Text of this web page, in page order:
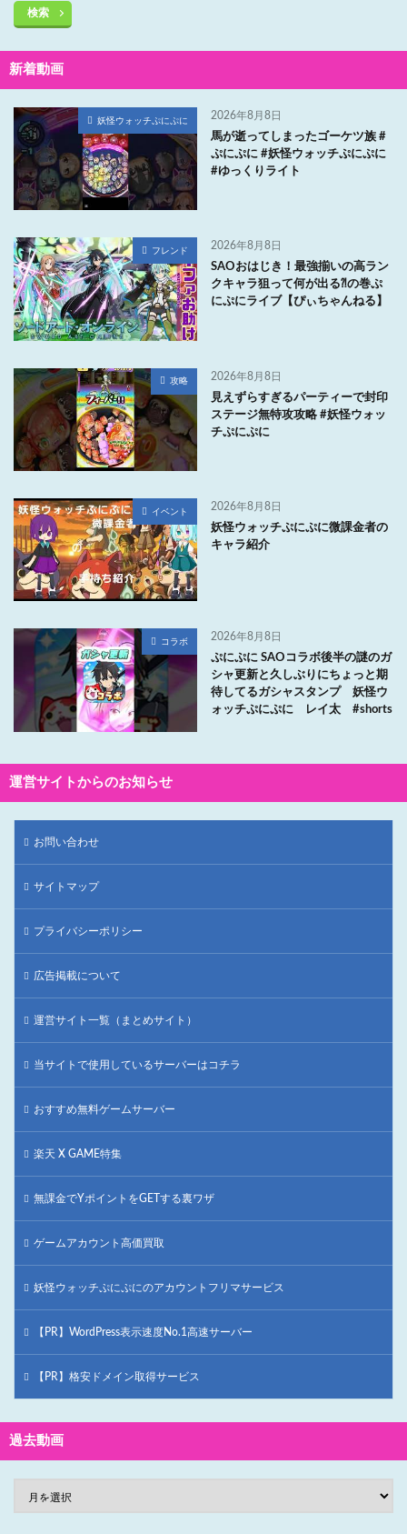
検索
新着動画
妖怪ウォッチぷにぷに 2026年8月8日
馬が逝ってしまったゴーケツ族 #
ぷにぷに #妖怪ウォッチぷにぷに
#ゆっくりライト
フレンド 2026年8月8日
SAOおはじき！最強揃いの高ラン
クキャラ狙って何が出る⁈の巻ぷ
にぷにライブ【ぴぃちゃんねる】
攻略 2026年8月8日
見えずらすぎるパーティーで封印
ステージ無特攻攻略 #妖怪ウォッ
チぷにぷに
イベント 2026年8月8日
妖怪ウォッチぷにぷに微課金者の
キャラ紹介
コラボ 2026年8月8日
ぷにぷに SAOコラボ後半の謎のガ
シャ更新と久しぶりにちょっと期
待してるガシャスタンプ 妖怪ウ
ォッチぷにぷに レイ太 #shorts
運営サイトからのお知らせ
お問い合わせ
サイトマップ
プライバシーポリシー
広告掲載について
運営サイト一覧（まとめサイト）
当サイトで使用しているサーバーはコチラ
おすすめ無料ゲームサーバー
楽天 X GAME特集
無課金でYポイントをGETする裏ワザ
ゲームアカウント高価買取
妖怪ウォッチぷにぷにのアカウントフリマサービス
【PR】WordPress表示速度No.1高速サーバー
【PR】格安ドメイン取得サービス
過去動画